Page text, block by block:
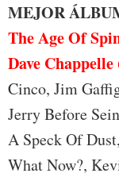
MEJOR
The Age Of
Dave
Cinco, Jim
Jerry Before
A Speck Of
What Now?,